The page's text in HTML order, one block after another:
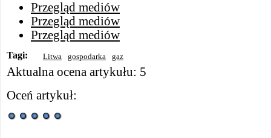
Przegląd mediów
Przegląd mediów
Przegląd mediów
Tagi: Litwa gospodarka gaz
Aktualna ocena artykułu: 5
Oceń artykuł: